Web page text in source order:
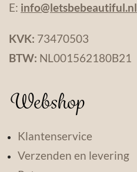
E: info@letsbebeautiful.nl
KVK: 73470503
BTW: NL001562180B21
Webshop
Klantenservice
Verzenden en levering